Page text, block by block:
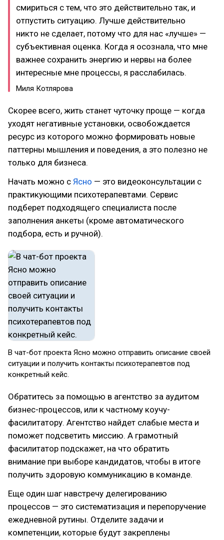
смириться с тем, что это действительно так, и
отпустить ситуацию. Лучше действительно
никто не сделает, потому что для нас «лучше» —
субъективная оценка. Когда я осознала, что мне
важнее сохранить энергию и нервы на более
интересные мне процессы, я расслабилась.
Миля Котлярова
Скорее всего, жить станет чуточку проще — когда
уходят негативные установки, освобождается
ресурс из которого можно формировать новые
паттерны мышления и поведения, а это полезно не
только для бизнеса.
Начать можно с Ясно — это видеоконсультации с
практикующими психотерапевтами. Сервис
подберет подходящего специалиста после
заполнения анкеты (кроме автоматического
подбора, есть и ручной).
В чат-бот проекта Ясно можно отправить описание своей
ситуации и получить контакты психотерапевтов под
конкретный кейс.
Обратитесь за помощью в агентство за аудитом
бизнес-процессов, или к частному коучу-
фасилитатору. Агентство найдет слабые места и
поможет подсветить миссию. А грамотный
фасилитатор подскажет, на что обратить
внимание при выборе кандидатов, чтобы в итоге
получить здоровую коммуникацию в команде.
Еще один шаг навстречу делегированию
процессов — это систематизация и перепоручение
ежедневной рутины. Отделите задачи и
компетенции, которые будут закреплены